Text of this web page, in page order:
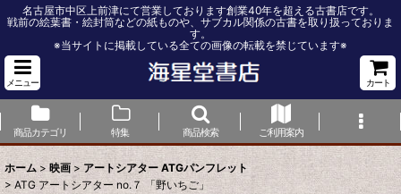
名古屋市中区上前津にて営業しております創業40年を超える古書店です。
戦前の絵葉書・絵封筒などの紙ものや、サブカル関係の古書を取り扱っておりま
す。
※当サイトに掲載している全ての画像の転載を禁じています※
メニュー カート
商品カテゴリ 特集 商品検索 ご利用案内
ホーム > 映画 > アートシアター ATGパンフレット
> ATG アートシアター no.７ 「野いちご」